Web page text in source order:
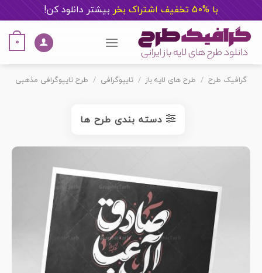
با %50 تخفیف اشتراک بخر بیشتر دانلود کن!
content
0
گرافیک طرح / طرح های لایه باز / تایپوگرافی / طرح تایپوگرافی مذهبی
دسته بندی طرح ها